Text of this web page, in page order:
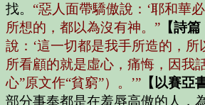
找。 “惡人面帶驕傲說：‘耶和華
所想的，都以為沒有神。” 【詩篇
說：‘這一切都是我手所造的，
所看顧的就是虛心，痛悔，因我
心”原文作“貧窮”）。’” 【以賽亞
部分事奉都是在羞辱高傲的人，